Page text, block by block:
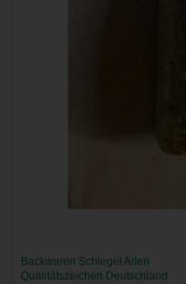
Backwaren Schlegel Arlen
Qualitätszeichen Deutschland